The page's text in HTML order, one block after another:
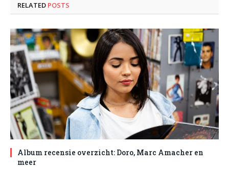
RELATED POSTS
Album recensie overzicht: Doro, Marc Amacher en
meer